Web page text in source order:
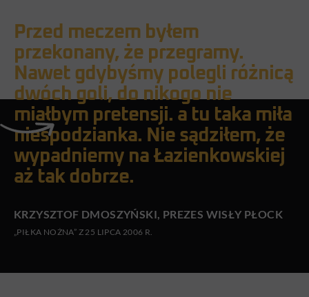
Przed meczem byłem
przekonany, że przegramy.
Nawet gdybyśmy polegli różnicą
dwóch goli, do nikogo nie
miałbym pretensji. a tu taka miła
niespodzianka. Nie sądziłem, że
wypadniemy na Łazienkowskiej
aż tak dobrze.
KRZYSZTOF DMOSZYŃSKI, PREZES WISŁY PŁOCK
„PIŁKA NOŻNA” Z 25 LIPCA 2006 R.